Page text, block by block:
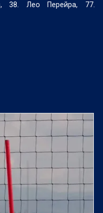
38. Лео Перейра, 77.